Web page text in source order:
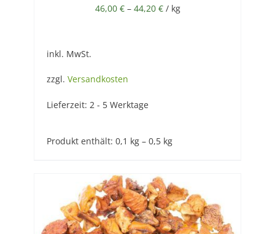
46,00 €– 44,20 €/ kg
inkl. MwSt.
zzgl. Versandkosten
Lieferzeit: 2 - 5 Werktage
Produkt enthält: 0,1 kg – 0,5 kg